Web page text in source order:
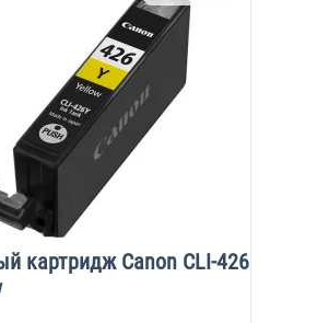
картридж Canon CLI-426